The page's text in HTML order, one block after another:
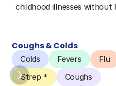
childhood illnesses without
Coughs & Colds
Colds Fevers
Flu
Strep *
Coughs